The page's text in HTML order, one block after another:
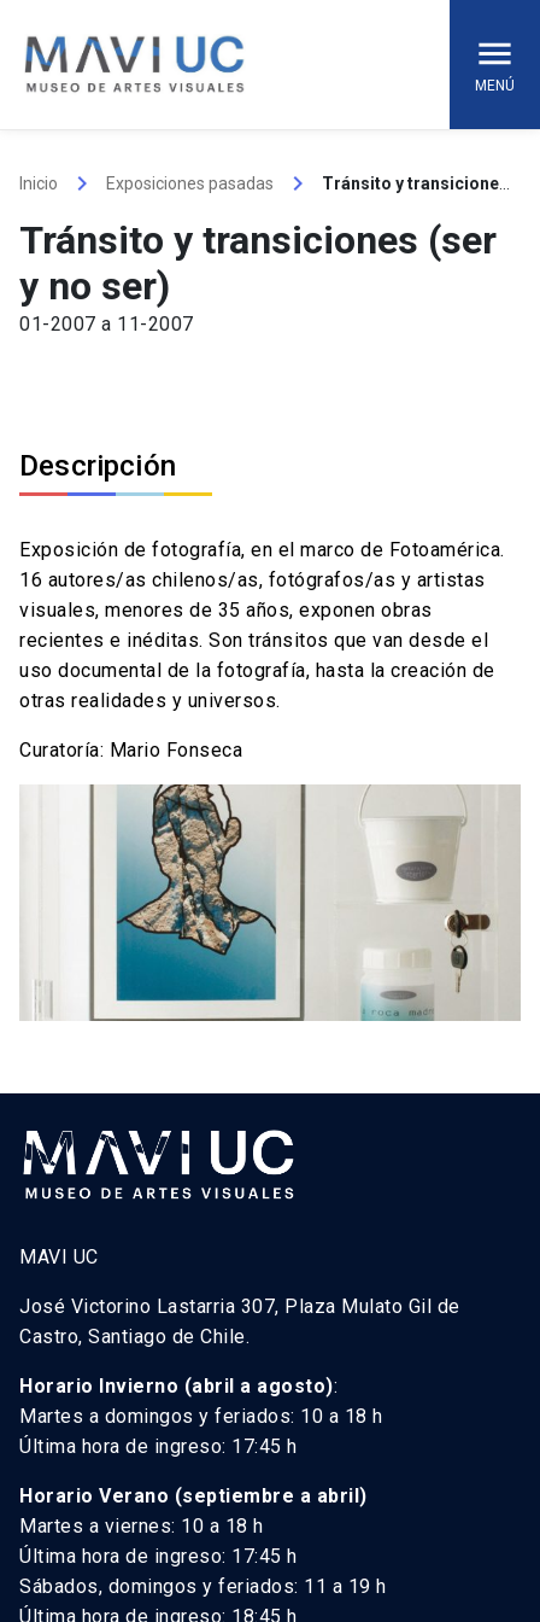
content
MENÚ
Inicio keyboard_arrow_right Exposiciones pasadas keyboard_arrow_right
Tránsito y transiciones (ser
y no ser)
01-2007 a 11-2007
Descripción
Exposición de fotografía, en el marco de Fotoamérica.
16 autores/as chilenos/as, fotógrafos/as y artistas
visuales, menores de 35 años, exponen obras
recientes e inéditas. Son tránsitos que van desde el
uso documental de la fotografía, hasta la creación de
otras realidades y universos.
Curatoría: Mario Fonseca
MAVI UC
José Victorino Lastarria 307, Plaza Mulato Gil de
Castro, Santiago de Chile.
Horario Invierno (abril a agosto):
Martes a domingos y feriados: 10 a 18 h
Última hora de ingreso: 17:45 h
Horario Verano (septiembre a abril)
Martes a viernes: 10 a 18 h
Última hora de ingreso: 17:45 h
Sábados, domingos y feriados: 11 a 19 h
Última hora de ingreso: 18:45 h